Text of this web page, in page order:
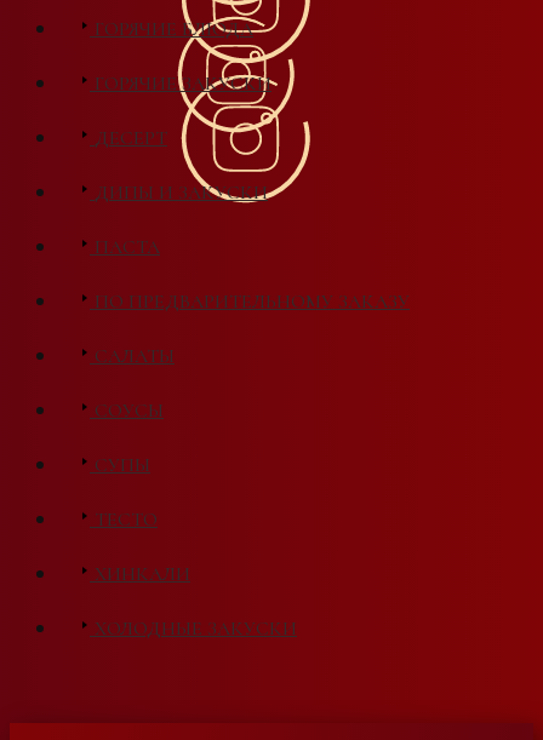
ГОРЯЧИЕ БЛЮДА
ГОРЯЧИЕ ЗАКУСКИ
ДЕСЕРТ
ДИПЫ И ЗАКУСКИ
ПАСТА
ПО ПРЕДВАРИТЕЛЬНОМУ ЗАКАЗУ
САЛАТЫ
СОУСЫ
СУПЫ
ТЕСТО
ХИНКАЛИ
ХОЛОДНЫЕ ЗАКУСКИ